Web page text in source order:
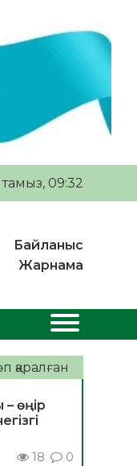
09:32
Байланыс
Жарнама
қаралған
өңір
18 0